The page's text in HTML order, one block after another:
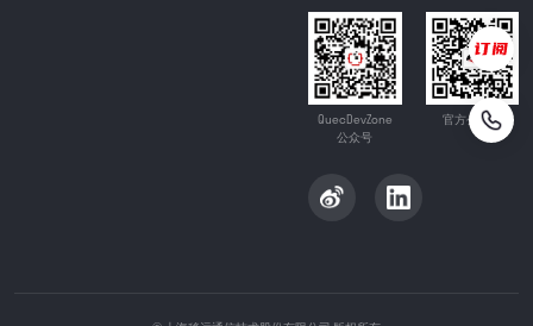
QuecDevZone
公众号
官方公众号